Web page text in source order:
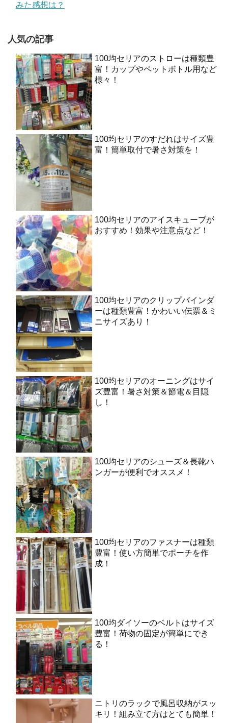
みた感想は？
人気の記事
100均セリアのストローは種類豊
富！カップやペットボトル用など
様々！
100均セリアのすだれはサイズ豊
富！簡単取付で暑さ対策を！
100均セリアのアイスキューブが
おすすめ！効果や注意点など！
100均セリアのクリップバインダ
ーは種類豊富！かわいい伝票＆ミ
ニサイズあり！
100均セリアのオーニングはサイ
ズ豊富！暑さ対策＆節電＆目隠
し！
100均セリアのシューズ＆長靴ハ
ンガーが便利でオススメ！
100均セリアのファスナーは種類
豊富！使い方簡単でポーチを作
成！
100均ダイソーのベルトはサイズ
豊富！荷物の固定が簡単にでき
る！
ニトリのラックで風呂収納がスッ
キリ！組み立て方はとても簡単！